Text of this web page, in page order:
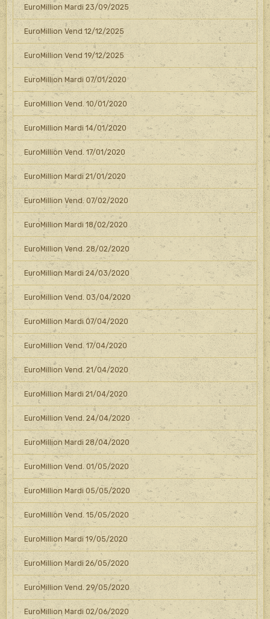
EuroMillion Mardi 23/09/2025
EuroMillion Vend 12/12/2025
EuroMillion Vend 19/12/2025
EuroMillion Mardi 07/01/2020
EuroMillion Vend. 10/01/2020
EuroMillion Mardi 14/01/2020
EuroMillion Vend. 17/01/2020
EuroMillion Mardi 21/01/2020
EuroMillion Vend. 07/02/2020
EuroMillion Mardi 18/02/2020
EuroMillion Vend. 28/02/2020
EuroMillion Mardi 24/03/2020
EuroMillion Vend. 03/04/2020
EuroMillion Mardi 07/04/2020
EuroMillion Vend. 17/04/2020
EuroMillion Vend. 21/04/2020
EuroMillion Mardi 21/04/2020
EuroMillion Vend. 24/04/2020
EuroMillion Mardi 28/04/2020
EuroMillion Vend. 01/05/2020
EuroMillion Mardi 05/05/2020
EuroMillion Vend. 15/05/2020
EuroMillion Mardi 19/05/2020
EuroMillion Mardi 26/05/2020
EuroMillion Vend. 29/05/2020
EuroMillion Mardi 02/06/2020